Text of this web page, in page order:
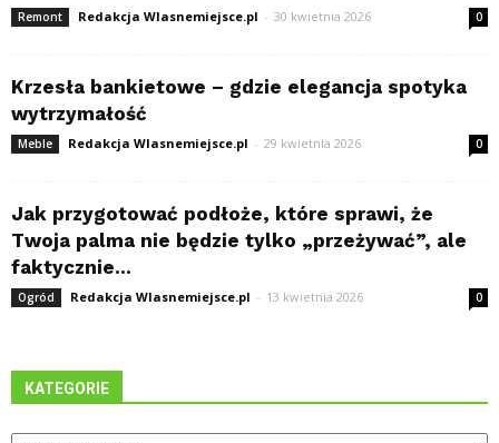
Remont Redakcja Wlasnemiejsce.pl - 30 kwietnia 2026 0
Krzesła bankietowe – gdzie elegancja spotyka
wytrzymałość
Meble Redakcja Wlasnemiejsce.pl - 29 kwietnia 2026 0
Jak przygotować podłoże, które sprawi, że
Twoja palma nie będzie tylko „przeżywać”, ale
faktycznie...
Ogród Redakcja Wlasnemiejsce.pl - 13 kwietnia 2026 0
KATEGORIE
Kategorie